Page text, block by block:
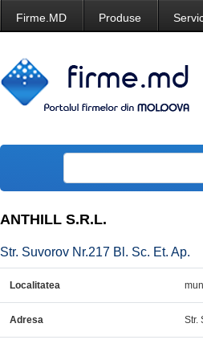
Firme.MD Produse
ANTHILL S.R.L.
Str. Suvorov Nr.217 Bl. Sc. Et. Ap.
Localitatea
Adresa Str.